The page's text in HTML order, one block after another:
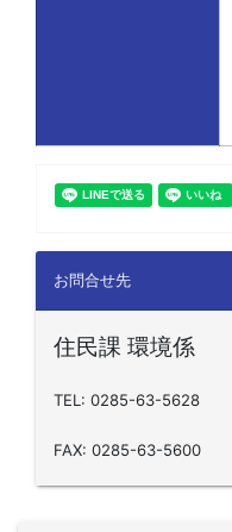
お問合せ先
住民課 環境係
TEL: 0285-63-5628
FAX: 0285-63-5600